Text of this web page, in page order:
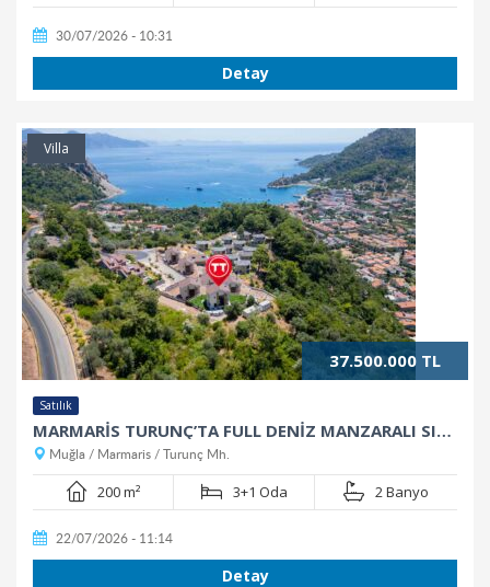
30/07/2026 - 10:31
Detay
Villa
37.500.000 TL
Satılık
MARMARİS TURUNÇ’TA FULL DENİZ MANZARALI SIFIR LÜKS VİLLALAR
Muğla / Marmaris / Turunç Mh.
200 m² 3+1 Oda 2 Banyo
22/07/2026 - 11:14
Detay